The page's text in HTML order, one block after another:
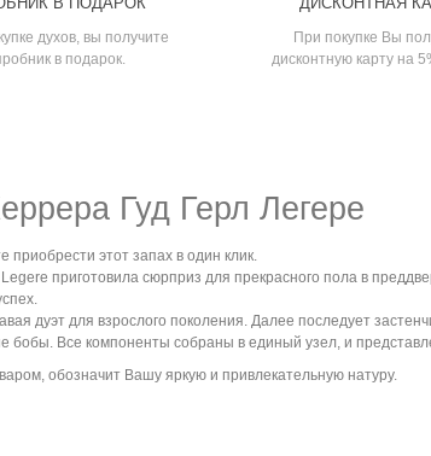
духов, вы получите
в подарок.
При покупке Вы
дисконтную карту на
Гуд Герл Легере
этот запах в один клик.
приготовила сюрприз для прекрасного пола в
дуэт для взрослого поколения. Далее последует
Все компоненты собраны в единый узел, и
обозначит Вашу яркую и привлекательную натуру.